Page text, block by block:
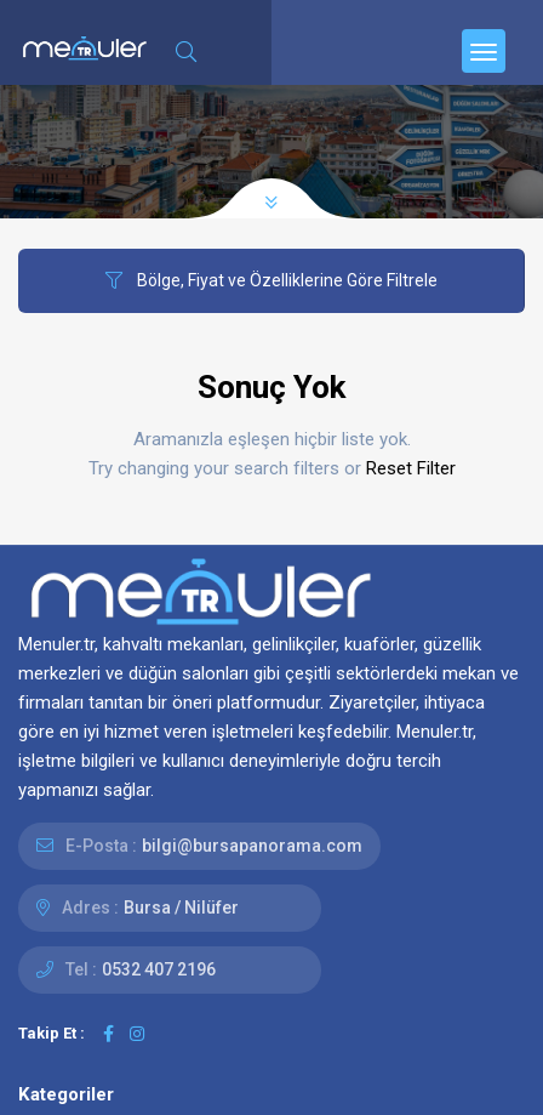
Bölge, Fiyat ve Özelliklerine Göre Filtrele
Sonuç Yok
Aramanızla eşleşen hiçbir liste yok.
Try changing your search filters or Reset Filter
Menuler.tr, kahvaltı mekanları, gelinlikçiler, kuaförler, güzellik
merkezleri ve düğün salonları gibi çeşitli sektörlerdeki mekan ve
firmaları tanıtan bir öneri platformudur. Ziyaretçiler, ihtiyaca
göre en iyi hizmet veren işletmeleri keşfedebilir. Menuler.tr,
işletme bilgileri ve kullanıcı deneyimleriyle doğru tercih
yapmanızı sağlar.
E-Posta : bilgi@bursapanorama.com
Adres : Bursa / Nilüfer
Tel : 0532 407 2196
Takip Et :
Kategoriler